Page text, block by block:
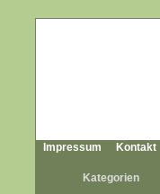
Impressum Kontakt
Kategorien